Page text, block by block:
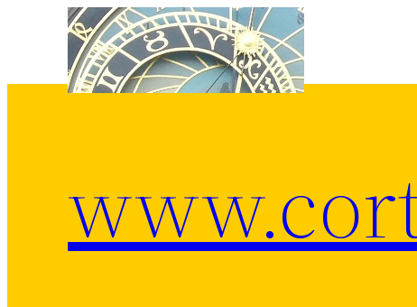
springen